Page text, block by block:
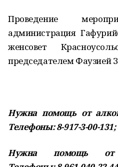
Проведение
администрация
женсовет
председателем Фаузией
Нужна помощь от
Телефоны: 8-917-3-00-131;
Нужна помощь от